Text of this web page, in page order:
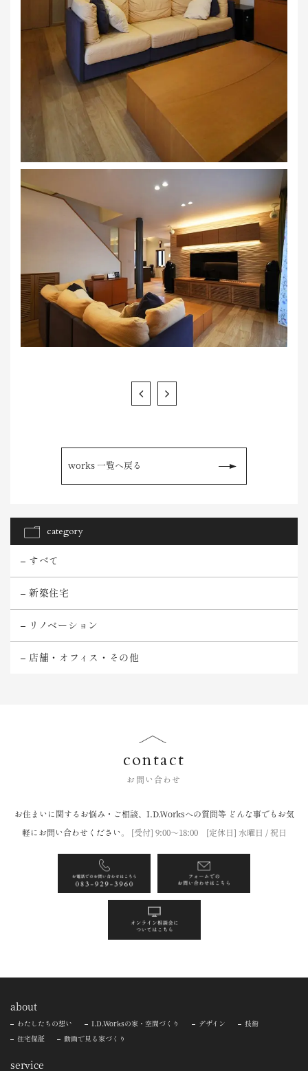
works 一覧へ戻る
category
すべて
新築住宅
リノベーション
店舗・オフィス・その他
contact
お問い合わせ
お住まいに関するお悩み・ご相談、I.D.Worksへの質問等 どんな事でもお気
軽にお問い合わせください。 [受付] 9:00〜18:00 [定休日] 水曜日 / 祝日
about
わたしたちの想い I.D.Worksの家・空間づくり デザイン 技術
住宅保証 動画で見る家づくり
service